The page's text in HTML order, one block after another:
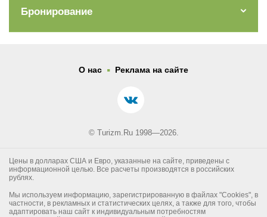
Бронирование
О нас . Реклама на сайте
© Turizm.Ru 1998—2026.
Цены в долларах США и Евро, указанные на сайте, приведены с
информационной целью. Все расчеты производятся в российских
рублях.
Мы используем информацию, зарегистрированную в файлах "Cookies", в
частности, в рекламных и статистических целях, а также для того, чтобы
адаптировать наш сайт к индивидуальным потребностям